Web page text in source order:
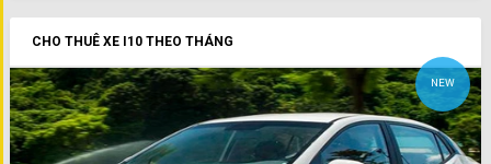
CHO THUÊ XE I10 THEO THÁNG
NEW